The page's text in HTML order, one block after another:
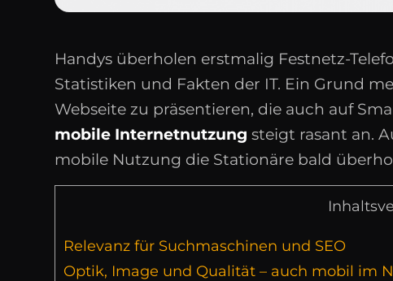
Handys überholen erstmalig Festnetz-
Statistiken und Fakten der IT. Ein Grund
Webseite zu präsentieren, die auch auf
mobile Internetnutzung steigt rasant an.
mobile Nutzung die Stationäre bald
Relevanz für Suchmaschinen und SEO
Optik, Image und Qualität – auch mobil im